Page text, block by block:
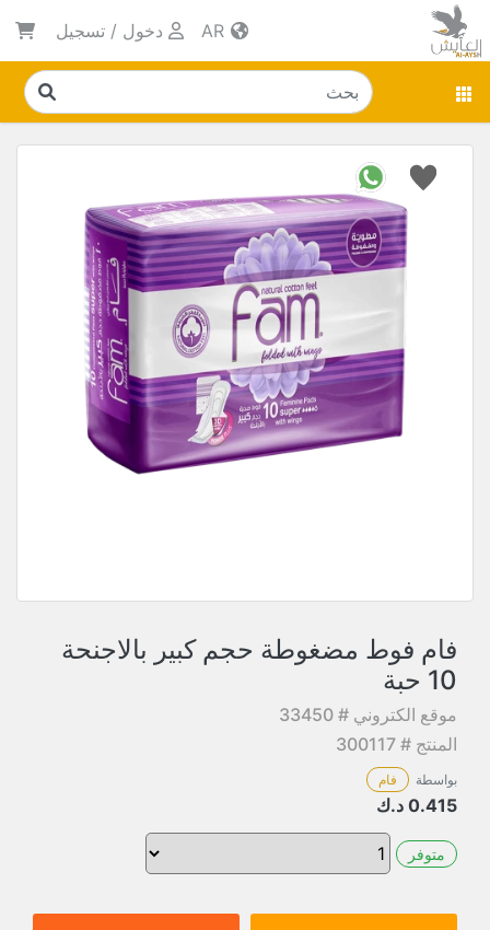
دخول / تسجيل
فام فوط مضغوطة حجم كبير بالاجنحة
10 حبة
موقع الكتروني # 33450
المنتج # 300117
بواسطة فام
0.415 د.ك
متوفر